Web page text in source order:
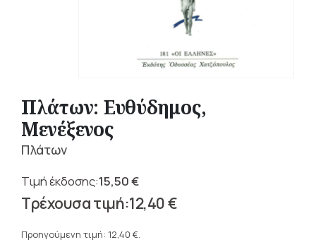
Πλάτων: Ευθύδημος,
Μενέξενος
Πλάτων
15,50€
Original
price
15,50 €.
12,40€
τρέχουσα
Προηγούμενη τιμή: 12,40 €.